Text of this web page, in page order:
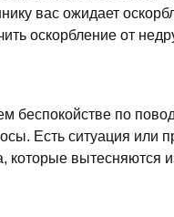
вас ожидает
оскорбление от
беспокойстве по
Есть ситуация или
которые вытесняются